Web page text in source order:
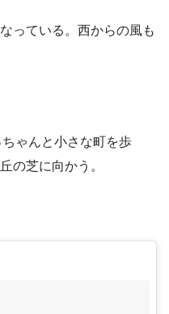
っている。西からの風も
ゃんと小さな町を歩
の芝に向かう。